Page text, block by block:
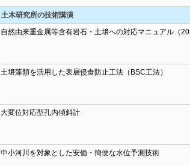
土木研究所の技術講演
自然由来重金属等含有岩石・土壌への対応マニュアル（
土壌藻類を活用した表層侵食防止工法（BSC工法）
大変位対応型孔内傾斜計
中小河川を対象とした安価・簡便な水位予測技術